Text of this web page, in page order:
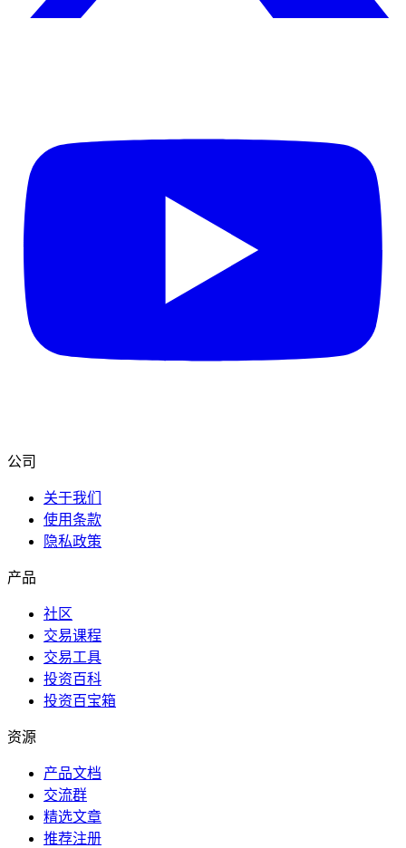
公司
关于我们
使用条款
隐私政策
产品
社区
交易课程
交易工具
投资百科
投资百宝箱
资源
产品文档
交流群
精选文章
推荐注册